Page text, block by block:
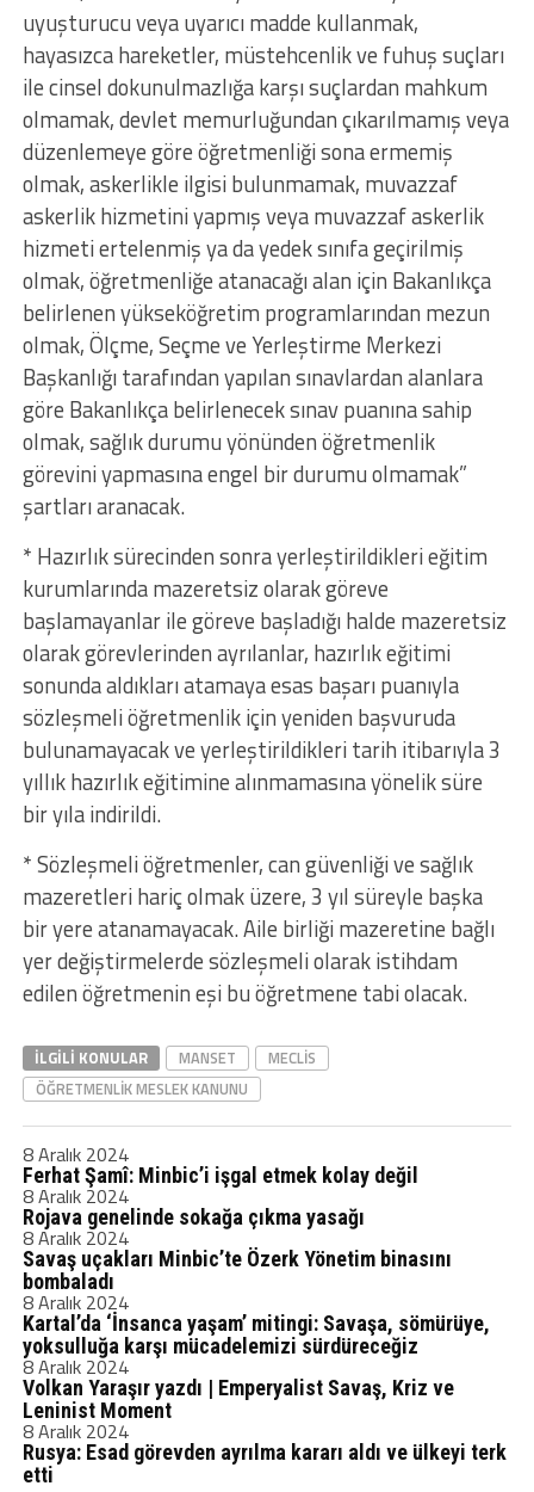
uyuşturucu veya uyarıcı madde kullanmak,
hayasızca hareketler, müstehcenlik ve fuhuş suçları
ile cinsel dokunulmazlığa karşı suçlardan mahkum
olmamak, devlet memurluğundan çıkarılmamış veya
düzenlemeye göre öğretmenliği sona ermemiş
olmak, askerlikle ilgisi bulunmamak, muvazzaf
askerlik hizmetini yapmış veya muvazzaf askerlik
hizmeti ertelenmiş ya da yedek sınıfa geçirilmiş
olmak, öğretmenliğe atanacağı alan için Bakanlıkça
belirlenen yükseköğretim programlarından mezun
olmak, Ölçme, Seçme ve Yerleştirme Merkezi
Başkanlığı tarafından yapılan sınavlardan alanlara
göre Bakanlıkça belirlenecek sınav puanına sahip
olmak, sağlık durumu yönünden öğretmenlik
görevini yapmasına engel bir durumu olmamak”
şartları aranacak.
* Hazırlık sürecinden sonra yerleştirildikleri eğitim
kurumlarında mazeretsiz olarak göreve
başlamayanlar ile göreve başladığı halde mazeretsiz
olarak görevlerinden ayrılanlar, hazırlık eğitimi
sonunda aldıkları atamaya esas başarı puanıyla
sözleşmeli öğretmenlik için yeniden başvuruda
bulunamayacak ve yerleştirildikleri tarih itibarıyla 3
yıllık hazırlık eğitimine alınmamasına yönelik süre
bir yıla indirildi.
* Sözleşmeli öğretmenler, can güvenliği ve sağlık
mazeretleri hariç olmak üzere, 3 yıl süreyle başka
bir yere atanamayacak. Aile birliği mazeretine bağlı
yer değiştirmelerde sözleşmeli olarak istihdam
edilen öğretmenin eşi bu öğretmene tabi olacak.
İLGILI KONULAR MANSET
MECLIS
ÖĞRETMENLIK MESLEK KANUNU
8 Aralık 2024
Ferhat Şamî: Minbic’i işgal etmek kolay değil
8 Aralık 2024
Rojava genelinde sokağa çıkma yasağı
8 Aralık 2024
Savaş uçakları Minbic’te Özerk Yönetim binasını
bombaladı
8 Aralık 2024
Kartal’da ‘İnsanca yaşam’ mitingi: Savaşa, sömürüye,
yoksulluğa karşı mücadelemizi sürdüreceğiz
8 Aralık 2024
Volkan Yaraşır yazdı | Emperyalist Savaş, Kriz ve
Leninist Moment
8 Aralık 2024
Rusya: Esad görevden ayrılma kararı aldı ve ülkeyi terk
etti